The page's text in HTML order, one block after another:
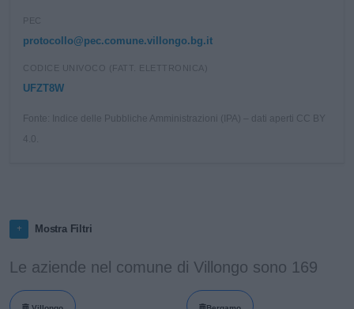
PEC
protocollo@pec.comune.villongo.bg.it
CODICE UNIVOCO (FATT. ELETTRONICA)
UFZT8W
Fonte: Indice delle Pubbliche Amministrazioni (IPA) – dati aperti CC BY
Mostra Filtri
Le aziende nel comune di Villongo sono 169